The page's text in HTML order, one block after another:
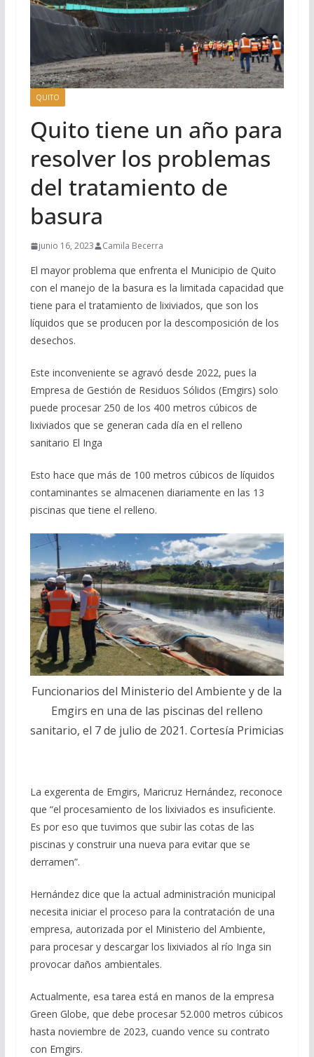
QUITO
Quito tiene un año para
resolver los problemas
del tratamiento de
basura
junio 16, 2023 Camila Becerra
El mayor problema que enfrenta el Municipio de Quito
con el manejo de la basura es la limitada capacidad que
tiene para el tratamiento de lixiviados, que son los
líquidos que se producen por la descomposición de los
desechos.
Este inconveniente se agravó desde 2022, pues la
Empresa de Gestión de Residuos Sólidos (Emgirs) solo
puede procesar 250 de los 400 metros cúbicos de
lixiviados que se generan cada día en el relleno
sanitario El Inga
Esto hace que más de 100 metros cúbicos de líquidos
contaminantes se almacenen diariamente en las 13
piscinas que tiene el relleno.
Funcionarios del Ministerio del Ambiente y de la
Emgirs en una de las piscinas del relleno
sanitario, el 7 de julio de 2021. Cortesía Primicias
La exgerenta de Emgirs, Maricruz Hernández, reconoce
que “el procesamiento de los lixiviados es insuficiente.
Es por eso que tuvimos que subir las cotas de las
piscinas y construir una nueva para evitar que se
derramen”.
Hernández dice que la actual administración municipal
necesita iniciar el proceso para la contratación de una
empresa, autorizada por el Ministerio del Ambiente,
para procesar y descargar los lixiviados al río Inga sin
provocar daños ambientales.
Actualmente, esa tarea está en manos de la empresa
Green Globe, que debe procesar 52.000 metros cúbicos
hasta noviembre de 2023, cuando vence su contrato
con Emgirs.